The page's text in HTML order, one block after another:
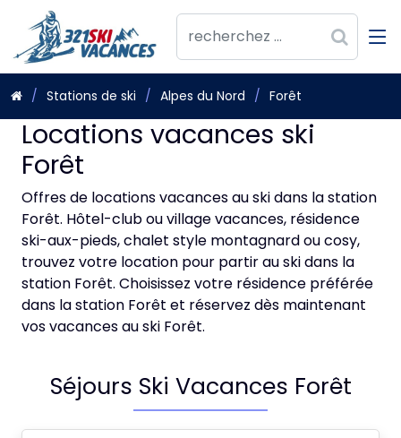
Stations de ski Alpes du Nord Forêt
Locations vacances ski
Forêt
Offres de locations vacances au ski dans la station
Forêt. Hôtel-club ou village vacances, résidence
ski-aux-pieds, chalet style montagnard ou cosy,
trouvez votre location pour partir au ski dans la
station Forêt. Choisissez votre résidence préférée
dans la station Forêt et réservez dès maintenant
vos vacances au ski Forêt.
Séjours Ski Vacances Forêt